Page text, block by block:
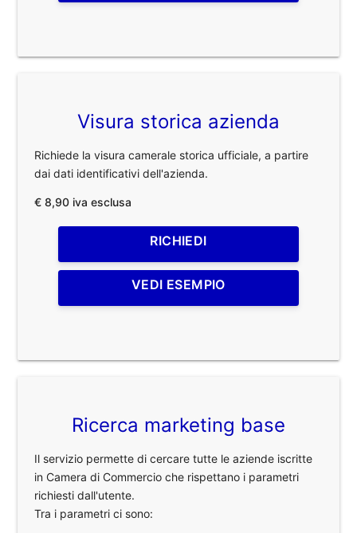
Visura storica azienda
Richiede la visura camerale storica ufficiale, a partire
dai dati identificativi dell'azienda.
€ 8,90 iva esclusa
RICHIEDI
VEDI ESEMPIO
Ricerca marketing base
Il servizio permette di cercare tutte le aziende iscritte
in Camera di Commercio che rispettano i parametri
richiesti dall'utente.
Tra i parametri ci sono: